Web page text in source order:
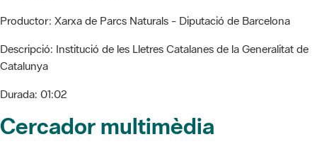
Productor: Xarxa de Parcs Naturals - Diputació de Barcelona
Descripció: Institució de les Lletres Catalanes de la Generalitat de
Catalunya
Durada: 01:02
Cercador multimèdia